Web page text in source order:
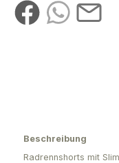
Beschreibung
Radrennshorts mit